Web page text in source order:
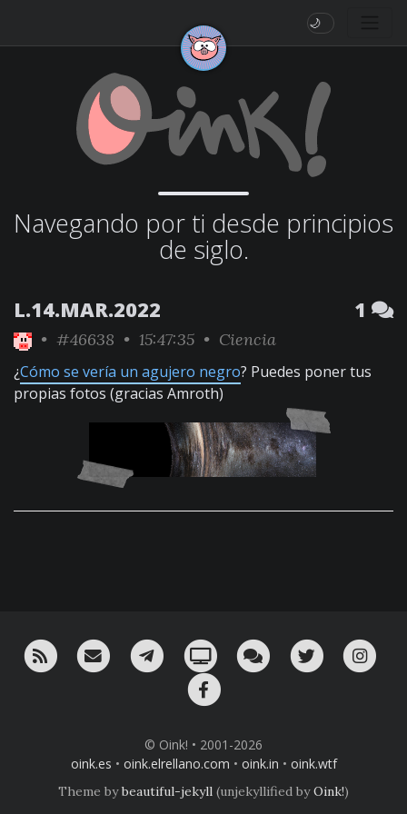
🌙
Navegando por ti desde principios
de siglo.
L.14.MAR.2022 1
• #46638 • 15:47:35 • Ciencia
¿Cómo se vería un agujero negro? Puedes poner tus
propias fotos (gracias Amroth)
RSS ¡Mándame un email!¡Nuestro canal en Telegram!
Oink! TV Charla con nosotros
Twitter
© Oink! • 2001-2026
oink.es • oink.elrellano.com • oink.in • oink.wtf
Theme bybeautiful-jekyll (unjekyllified byOink!)